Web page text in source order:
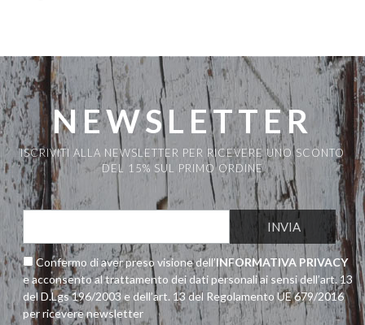
NEWSLETTER
ISCRIVITI ALLA NEWSLETTER PER RICEVERE UNO SCONTO
DEL 15% SUL PRIMO ORDINE
Confermo di aver preso visione dell’INFORMATIVA PRIVACY
e acconsento al trattamento dei dati personali ai sensi dell’art. 13
del D.Lgs 196/2003 e dell’art. 13 del Regolamento UE 679/2016
per ricevere newsletter